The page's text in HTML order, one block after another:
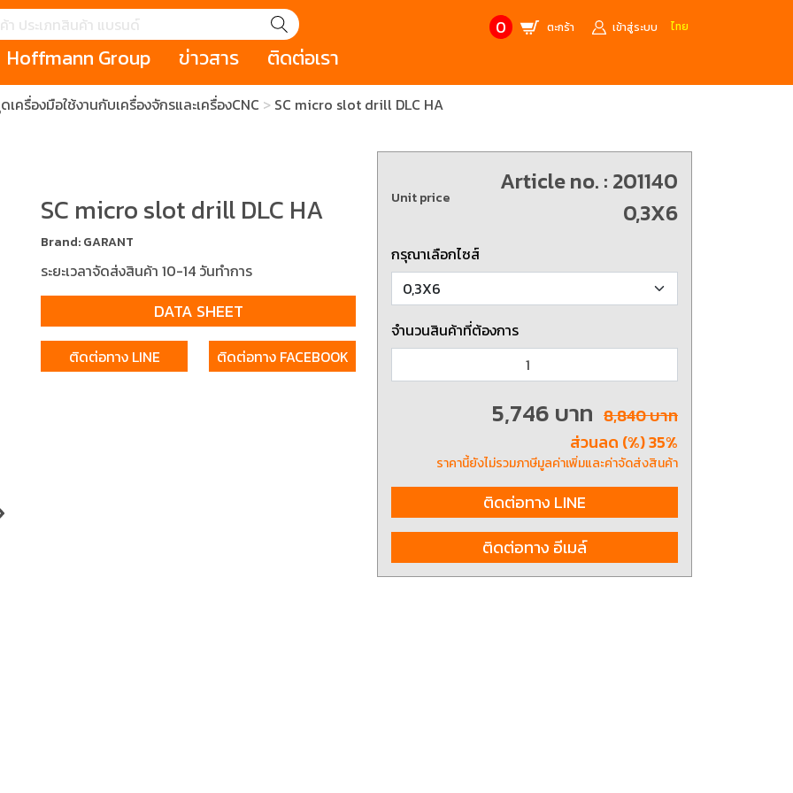
0 ตะกร้า เข้าสู่ระบบ ไทย
รรม
ภัย (safety cutter)
สินค้าประเภทประแจ
สินค้าราคาพิเศษจากแบรนด์ PB
Swiss Tool
เครื่องมือที่ไม่ก่อให้เกิดประกายไฟ
(Non-sparking tools)
(ESD)
เครื่องมือสำหรับช่างยนต์ (
Mechanic Tools)
เครื่องมือสำหรับช่างไฟฟ้า
(Electrician Tool)
ATORN
7 Gripping, cutting, and striking
8 Hand and Assembly Tools /
Hoffmann Group
STORY HOLEX GARANT
MANUFACTURE’S BRANDS
ข่าวสาร
เหตุการณ์ Salespage
CONTACT US
ติดต่อเรา
รื่องมือใช้งานกับเครื่องจักรและเครื่องCNC SC micro slot drill DLC HA
SC micro slot drill DLC HA
Brand: GARANT
ระยะเวลาจัดส่งสินค้า 10-14 วันทำการ
DATA SHEET
ติดต่อทาง LINE ติดต่อทาง FACEBOOK
Unit price
Article no. : 201140
0,3X6
กรุณาเลือกไซส์
จำนวนสินค้าที่ต้องการ
5,746 บาท 8,840 บาท
ส่วนลด (%) 35%
ราคานี้ยังไม่รวมภาษีมูลค่าเพิ่มและค่าจัดส่งสินค้า
ติดต่อทาง LINE
ติดต่อทาง อีเมล์